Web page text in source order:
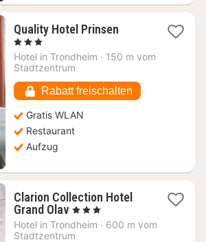
Quality Hotel Prinsen1
ab
, 3 Sterne
Hotel in Trondheim · 150 m vom
Stadtzentrum
Rabatt freischalten
Gratis WLAN
Restaurant
Aufzug
Clarion Collection Hotel
Grand Olav1
Nacht
ab
, 3 Sterne
Hotel in Trondheim · 600 m vom
Stadtzentrum